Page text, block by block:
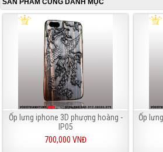
Ốp lưng iphone 3D phượng hoàng -
IP05
700,000 VNĐ
Ốp